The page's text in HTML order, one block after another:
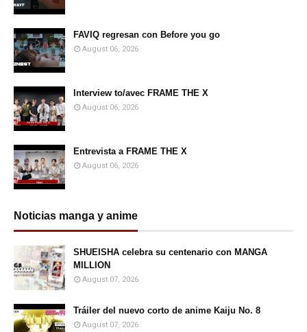
FAVIQ regresan con Before you go
August 06, 2026
Interview to/avec FRAME THE X
August 06, 2026
Entrevista a FRAME THE X
August 06, 2026
Noticias manga y anime
SHUEISHA celebra su centenario con MANGA
MILLION
August 07, 2026
Tráiler del nuevo corto de anime Kaiju No. 8
August 07, 2026